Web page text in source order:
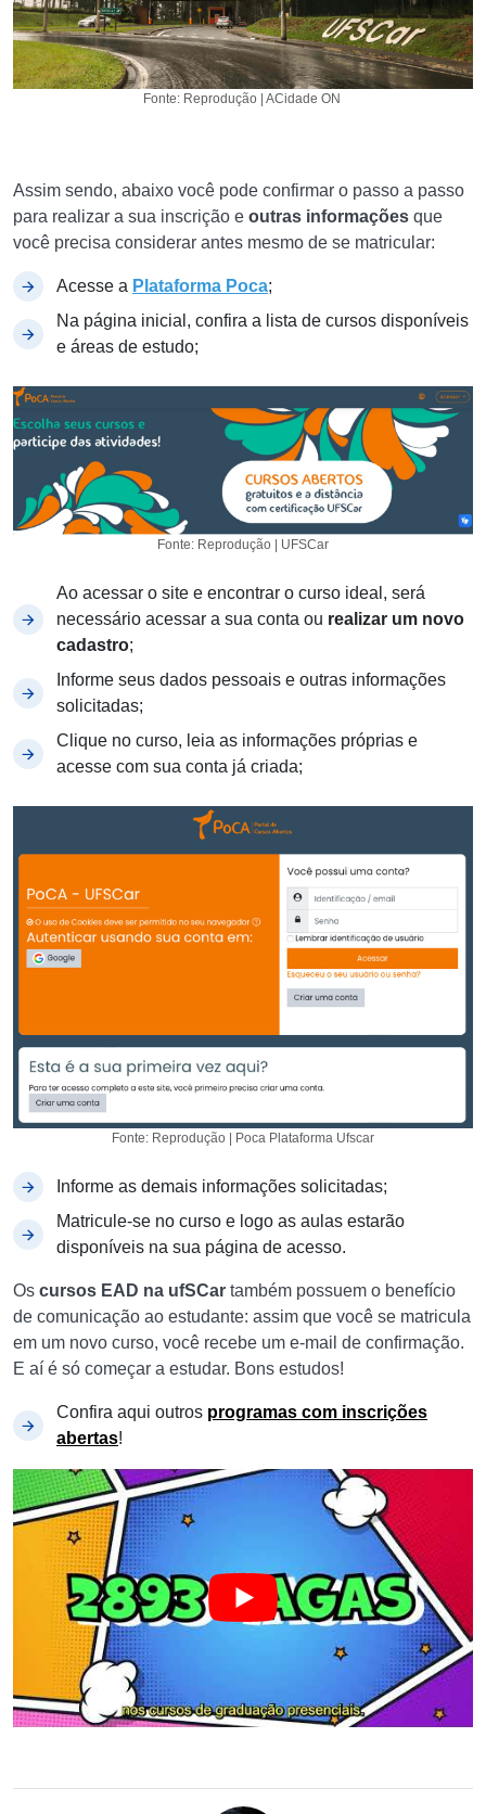
Fonte: Reprodução | ACidade ON
Assim sendo, abaixo você pode confirmar o passo a passo
para realizar a sua inscrição e outras informações que
você precisa considerar antes mesmo de se matricular:
Acesse a Plataforma Poca;
Na página inicial, confira a lista de cursos disponíveis
e áreas de estudo;
Fonte: Reprodução | UFSCar
Ao acessar o site e encontrar o curso ideal, será
necessário acessar a sua conta ou realizar um novo
cadastro;
Informe seus dados pessoais e outras informações
solicitadas;
Clique no curso, leia as informações próprias e
acesse com sua conta já criada;
Fonte: Reprodução | Poca Plataforma Ufscar
Informe as demais informações solicitadas;
Matricule-se no curso e logo as aulas estarão
disponíveis na sua página de acesso.
Os cursos EAD na ufSCar também possuem o benefício
de comunicação ao estudante: assim que você se matricula
em um novo curso, você recebe um e-mail de confirmação.
E aí é só começar a estudar. Bons estudos!
Confira aqui outros programas com inscrições
abertas!